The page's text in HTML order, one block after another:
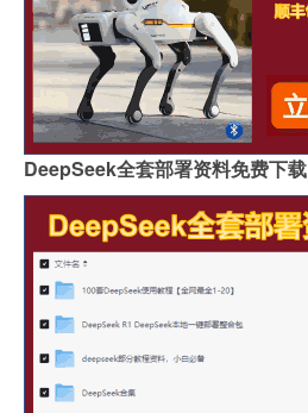
DeepSeek全套部署资料免费下载